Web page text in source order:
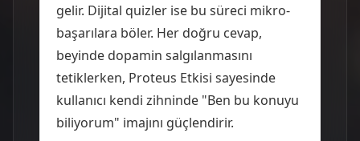
gelir. Dijital quizler ise bu süreci mikro-
başarılara böler. Her doğru cevap,
beyinde dopamin salgılanmasını
tetiklerken, Proteus Etkisi sayesinde
kullanıcı kendi zihninde "Ben bu konuyu
biliyorum" imajını güçlendirir.